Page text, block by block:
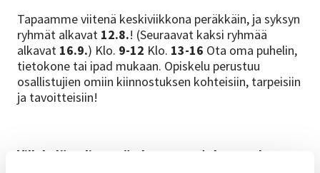
Tapaamme viitenä keskiviikkona peräkkäin, ja syksyn
ryhmät alkavat 12.8.! (Seuraavat kaksi ryhmää
alkavat 16.9.) Klo. 9-12 Klo. 13-16 Ota oma puhelin,
tietokone tai ipad mukaan. Opiskelu perustuu
osallistujien omiin kiinnostuksen kohteisiin, tarpeisiin
ja tavoitteisiin!
Vill du lära dig använda en smartphone och